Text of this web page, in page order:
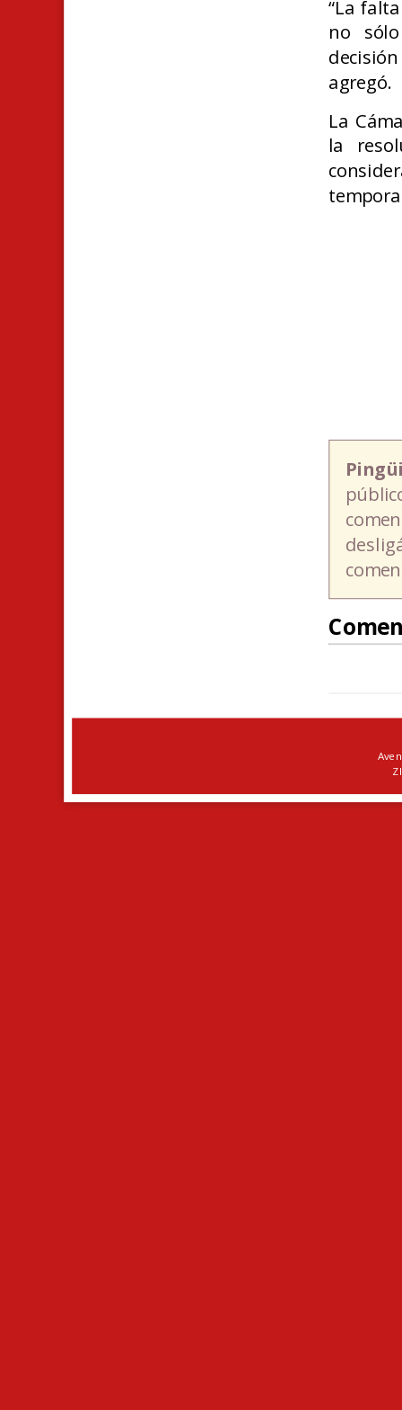
“La
no
agregó.
La
la